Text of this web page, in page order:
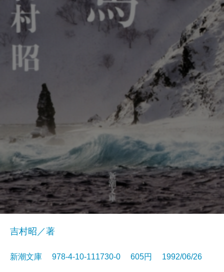
吉村昭／著
新潮文庫 978-4-10-111730-0 605円 1992/06/26